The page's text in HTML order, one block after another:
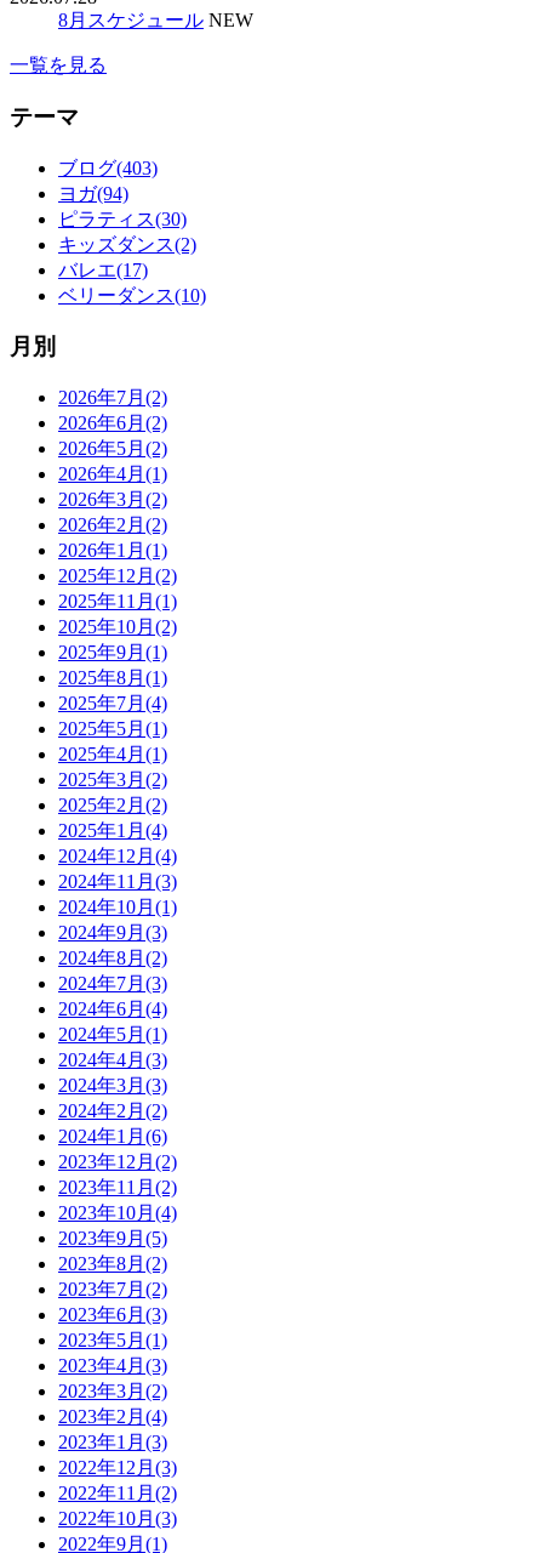
8月スケジュール NEW
一覧を見る
テーマ
ブログ(403)
ヨガ(94)
ピラティス(30)
キッズダンス(2)
バレエ(17)
ベリーダンス(10)
月別
2026年7月(2)
2026年6月(2)
2026年5月(2)
2026年4月(1)
2026年3月(2)
2026年2月(2)
2026年1月(1)
2025年12月(2)
2025年11月(1)
2025年10月(2)
2025年9月(1)
2025年8月(1)
2025年7月(4)
2025年5月(1)
2025年4月(1)
2025年3月(2)
2025年2月(2)
2025年1月(4)
2024年12月(4)
2024年11月(3)
2024年10月(1)
2024年9月(3)
2024年8月(2)
2024年7月(3)
2024年6月(4)
2024年5月(1)
2024年4月(3)
2024年3月(3)
2024年2月(2)
2024年1月(6)
2023年12月(2)
2023年11月(2)
2023年10月(4)
2023年9月(5)
2023年8月(2)
2023年7月(2)
2023年6月(3)
2023年5月(1)
2023年4月(3)
2023年3月(2)
2023年2月(4)
2023年1月(3)
2022年12月(3)
2022年11月(2)
2022年10月(3)
2022年9月(1)